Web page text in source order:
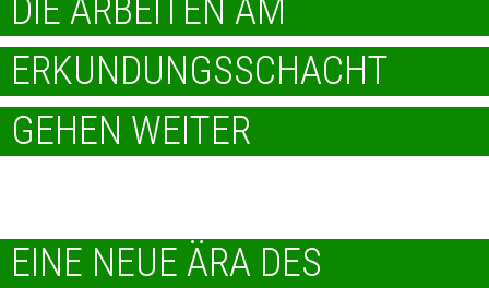
DIE ARBEITEN AM
ERKUNDUNGSSCHACHT
GEHEN WEITER
EINE NEUE ÄRA DES